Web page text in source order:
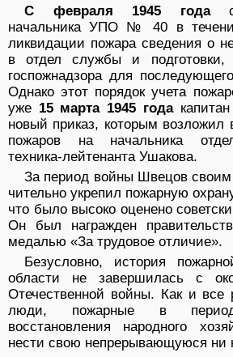
С февраля 1945 года
начальника УПО № 40 в
ликвидации по­жара сведения о
в отдел службы и
госпожнадзора для
Однако этот порядок уче­та
уже 15 марта 1945 года
новый приказ, которым воз­ложил
пожаров на начальника
техника-лейтенанта Ушакова.
За период войны Швецов
чительно укрепил пожарную
что было высоко оценено
Он был награжден
медалью «За трудовое отличие».
Безусловно, история
области не завершилась с
Отече­ственной войны. Как и все
люди, пожарные в период
восстановления народного
нести свою непре­рывающуюся ни